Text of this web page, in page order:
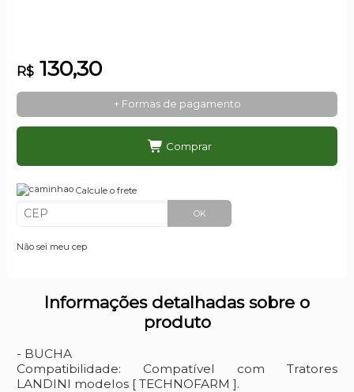
R$130,30
+ Formas de pagamento
Comprar
Calcule o frete
OK
Não sei meu cep
Informações detalhadas sobre o
produto
- BUCHA
Compatibilidade: Compatível com Tratores
LANDINI modelos [ TECHNOFARM ].